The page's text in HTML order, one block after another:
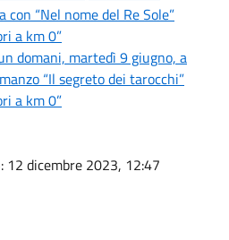
con “Nel nome del Re Sole”
a km 0”
domani, martedì 9 giugno, a
“Il segreto dei tarocchi”
a km 0”
: 12 dicembre 2023, 12:47